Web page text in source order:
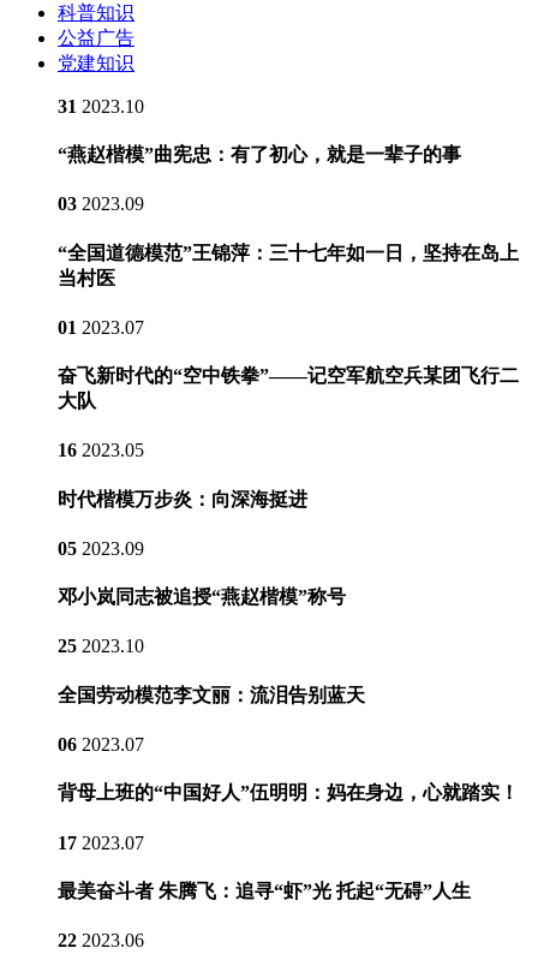
科普知识
公益广告
党建知识
31 2023.10
“燕赵楷模”曲宪忠：有了初心，就是一辈子的事
03 2023.09
“全国道德模范”王锦萍：三十七年如一日，坚持在岛上
当村医
01 2023.07
奋飞新时代的“空中铁拳”——记空军航空兵某团飞行二
大队
16 2023.05
时代楷模万步炎：向深海挺进
05 2023.09
邓小岚同志被追授“燕赵楷模”称号
25 2023.10
全国劳动模范李文丽：流泪告别蓝天
06 2023.07
背母上班的“中国好人”伍明明：妈在身边，心就踏实！
17 2023.07
最美奋斗者 朱腾飞：追寻“虾”光 托起“无碍”人生
22 2023.06